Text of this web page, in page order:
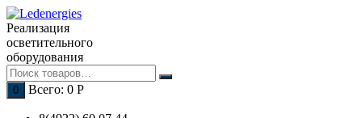
Перейти
к
содержимому
Реализация
осветительного
оборудования
0 Всего: 0 Р